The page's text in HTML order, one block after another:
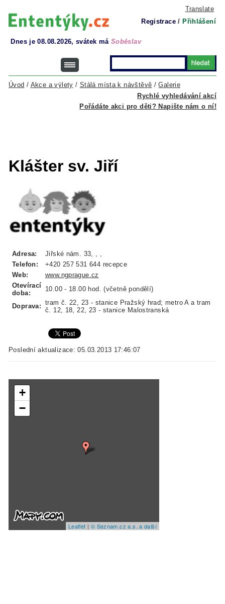
Translate
Registrace / Přihlášení
Dnes je 08.08.2026, svátek má Soběslav
Rychlé vyhledávání akcí
Úvod / Akce a výlety / Stálá místa k návštěvě /Galerie
Pořádáte akci pro děti? Napište nám o ní!
Klášter sv. Jiří
Adresa:
Jiřské nám. 33, , ,
Telefon:
+420 257 531 644 recepce
Web:
www.ngprague.cz
Otevírací
doba:
10.00 - 18.00 hod. (včetně pondělí)
Doprava: tram č. 22, 23 - stanice Pražský hrad; metro A a tram
č. 12, 18, 22, 23 - stanice Malostranská
Poslední aktualizace: 05.03.2013 17:46:07
+
−
Leaflet | © Seznam.cz a.s. a další